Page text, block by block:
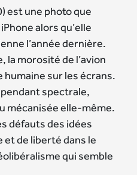
est une photo que
alors qu’elle
l’année dernière.
la morosité de l’avion
sur les écrans.
spectrale,
mécanisée elle-même.
défauts des idées
et de liberté dans le
qui semble